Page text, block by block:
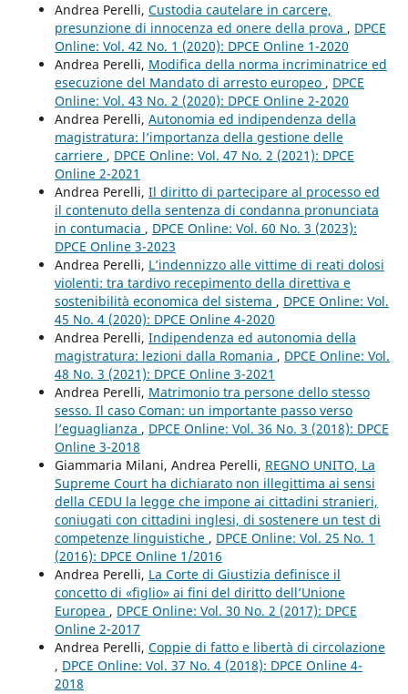
Andrea Perelli, Custodia cautelare in carcere,
presunzione di innocenza ed onere della prova , DPCE
Online: Vol. 42 No. 1 (2020): DPCE Online 1-2020
Andrea Perelli, Modifica della norma incriminatrice ed
esecuzione del Mandato di arresto europeo , DPCE
Online: Vol. 43 No. 2 (2020): DPCE Online 2-2020
Andrea Perelli, Autonomia ed indipendenza della
magistratura: l’importanza della gestione delle
carriere , DPCE Online: Vol. 47 No. 2 (2021): DPCE
Online 2-2021
Andrea Perelli, Il diritto di partecipare al processo ed
il contenuto della sentenza di condanna pronunciata
in contumacia , DPCE Online: Vol. 60 No. 3 (2023):
DPCE Online 3-2023
Andrea Perelli, L’indennizzo alle vittime di reati dolosi
violenti: tra tardivo recepimento della direttiva e
sostenibilità economica del sistema , DPCE Online: Vol.
45 No. 4 (2020): DPCE Online 4-2020
Andrea Perelli, Indipendenza ed autonomia della
magistratura: lezioni dalla Romania , DPCE Online: Vol.
48 No. 3 (2021): DPCE Online 3-2021
Andrea Perelli, Matrimonio tra persone dello stesso
sesso. Il caso Coman: un importante passo verso
l’eguaglianza , DPCE Online: Vol. 36 No. 3 (2018): DPCE
Online 3-2018
Giammaria Milani, Andrea Perelli, REGNO UNITO, La
Supreme Court ha dichiarato non illegittima ai sensi
della CEDU la legge che impone ai cittadini stranieri,
coniugati con cittadini inglesi, di sostenere un test di
competenze linguistiche , DPCE Online: Vol. 25 No. 1
(2016): DPCE Online 1/2016
Andrea Perelli, La Corte di Giustizia definisce il
concetto di «figlio» ai fini del diritto dell’Unione
Europea , DPCE Online: Vol. 30 No. 2 (2017): DPCE
Online 2-2017
Andrea Perelli, Coppie di fatto e libertà di circolazione
, DPCE Online: Vol. 37 No. 4 (2018): DPCE Online 4-
2018